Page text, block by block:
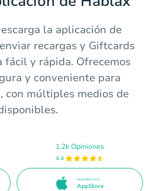
la aplicación de
recargas y Giftcards
fácil y rápida. Ofrecemos
y conveniente para
con múltiples medios de
1.2k Opiniones
4.4
Disponible en la
AppStore